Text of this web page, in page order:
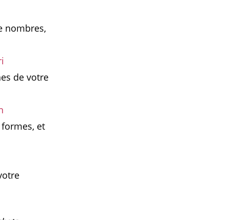
nombres,
de votre
et